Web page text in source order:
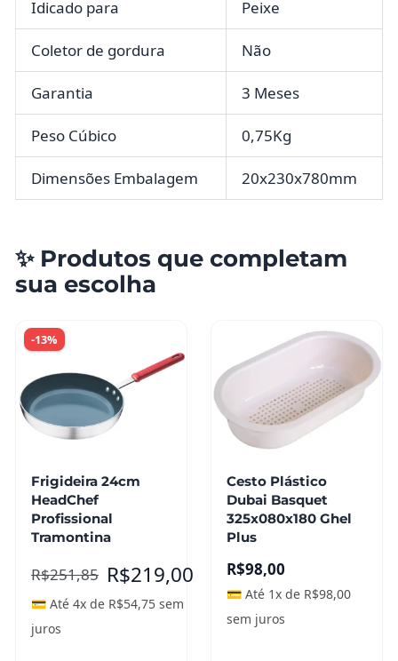
Idicado para Peixe
Coletor de gordura Não
Garantia 3 Meses
Peso Cúbico 0,75Kg
Dimensões Embalagem 20x230x780mm
✨ Produtos que completam
sua escolha
-13%
Frigideira 24cm
HeadChef
Profissional
Tramontina
R$251,85 R$219,00
💳 Até 4x de R$54,75 sem
juros
Cesto Plástico
Dubai Basquet
325x080x180 Ghel
Plus
R$98,00
💳 Até 1x de R$98,00
sem juros